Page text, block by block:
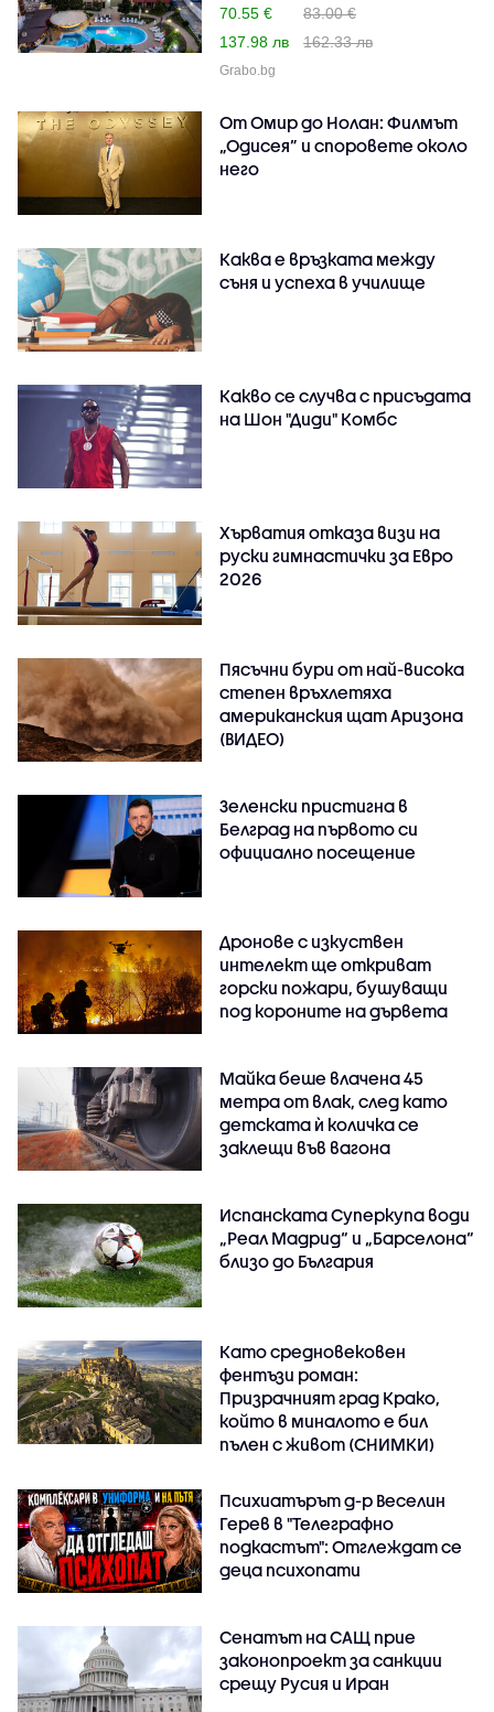
70.55 €
83.00 €
137.98 лв
162.33 лв
Grabo.bg
От Омир до Нолан: Филмът
„Одисея” и споровете около
него
Каква е връзката между
съня и успеха в училище
Какво се случва с присъдата
на Шон "Диди" Комбс
Хърватия отказа визи на
руски гимнастички за Евро
2026
Пясъчни бури от най-висока
степен връхлетяха
американския щат Аризона
(ВИДЕО)
Зеленски пристигна в
Белград на първото си
официално посещение
Дронове с изкуствен
интелект ще откриват
горски пожари, бушуващи
под короните на дървета
Майка беше влачена 45
метра от влак, след като
детската ѝ количка се
заклещи във вагона
Испанската Суперкупа води
„Реал Мадрид“ и „Барселона“
близо до България
Като средновековен
фентъзи роман:
Призрачният град Крако,
който в миналото е бил
пълен с живот (СНИМКИ)
Психиатърът д-р Веселин
Герев в "Телеграфно
подкастът": Отглеждат се
деца психопати
Сенатът на САЩ прие
законопроект за санкции
срещу Русия и Иран